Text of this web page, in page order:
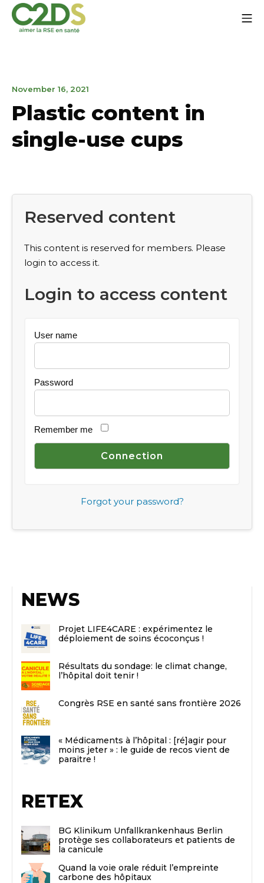
content
November 16, 2021
2022
Plastic content in
single-use cups
Reserved content
This content is reserved for members. Please
login to access it.
Login to access content
User name
Password
Remember me
Forgot your password?
NEWS
Projet LIFE4CARE : expérimentez le
déploiement de soins écoconçus !
Résultats du sondage: le climat change,
l’hôpital doit tenir !
Congrès RSE en santé sans frontière 2026
« Médicaments à l’hôpital : [ré]agir pour
moins jeter » : le guide de recos vient de
paraitre !
RETEX
BG Klinikum Unfallkrankenhaus Berlin
protège ses collaborateurs et patients de
la canicule
Quand la voie orale réduit l’empreinte
carbone des hôpitaux